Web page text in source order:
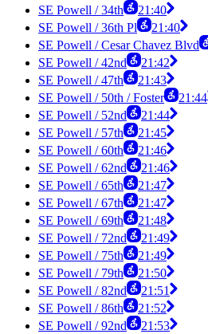
SE Powell / 34th
21:40
SE Powell / 36th Pl
21:40
SE Powell / Cesar Chavez Blvd
SE Powell / 42nd
21:42
SE Powell / 47th
21:43
SE Powell / 50th / Foster
21:44
SE Powell / 52nd
21:44
SE Powell / 57th
21:45
SE Powell / 60th
21:46
SE Powell / 62nd
21:46
SE Powell / 65th
21:47
SE Powell / 67th
21:47
SE Powell / 69th
21:48
SE Powell / 72nd
21:49
SE Powell / 75th
21:49
SE Powell / 79th
21:50
SE Powell / 82nd
21:51
SE Powell / 86th
21:52
SE Powell / 92nd
21:53